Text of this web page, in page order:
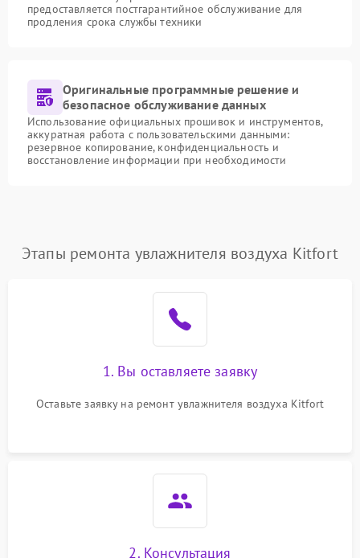
предоставляется постгарантийное обслуживание для
продления срока службы техники
Оригинальные программные решение и
безопасное обслуживание данных
Использование официальных прошивок и инструментов,
аккуратная работа с пользовательскими данными:
резервное копирование, конфиденциальность и
восстановление информации при необходимости
Этапы ремонта увлажнителя воздуха Kitfort
1. Вы оставляете заявку
Оставьте заявку на ремонт увлажнителя воздуха Kitfort
2. Консультация